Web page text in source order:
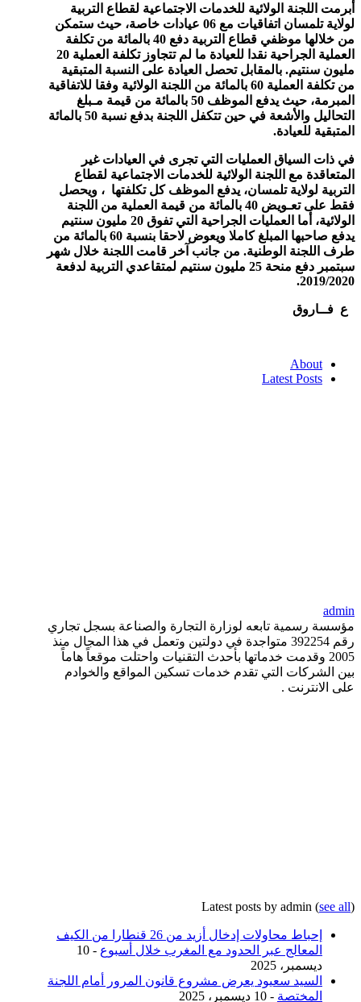
أبرمت اللجنة الولائية للخدمات الاجتماعية لقطاع التربية
لولاية تلمسان اتفاقيات مع 06 عيادات خاصة، حيث ستمكن
من خلالها موظفي قطاع التربية دفع 40 بالمائة من تكلفة
العملية الجراحية نقدا للعيادة ما لم تتجاوز تكلفة العملية 20
مليون سنتيم. بالمقابل تحصل العيادة على النسبة المتبقية
من تكلفة العملية 60 بالمائة من اللجنة الولائية وفقا للاتفاقية
المبرمة، حيث يدفع الموظف 50 بالمائة من قيمة مـبلغ
التحاليل والأشعة في حين تتكفل اللجنة بدفع نسبة 50 بالمائة
المتبقية للعيادة.
في ذات السياق العمليات التي تجرى في العيادات غير
المتعاقدة مع اللجنة الولائية للخدمات الاجتماعية لقطاع
التربية لولاية تلمسان، يدفع الموظف كل تكلفتها ، ويحصل
فقط على تعـويض 40 بالمائة من قيمة العملية من اللجنة
الولائية، أما العمليات الجراحية التي تفوق 20 مليون سنتيم
يدفع صاحبها المبلغ كاملا ويعوض لاحقا بنسبة 60 بالمائة من
طرف اللجنة الوطنية. من جانب آخر قامت اللجنة خلال شهر
سبتمبر دفع منحة 25 مليون سنتيم لمتقاعدي التربية لدفعة
2019/2020.
ع فــاروق
About
Latest Posts
admin
مؤسسة رسمية تابعه لوزارة التجارة والصناعة بسجل تجاري
رقم 392254 متواجدة في دولتين وتعمل في هذا المجال منذ
2005 وقدمت خدماتها بأحدث التقنيات واحتلت موقعاً هاماً
بين الشركات التي تقدم خدمات تسكين المواقع والخوادم
على الانترنت .
Latest posts by admin (see all)
إحباط محاولات إدخال أزيد من 26 قنطارا من الكيف
المعالج عبر الحدود مع المغرب خلال أسبوع
- 10
ديسمبر، 2025
السيد سعيود يعرض مشروع قانون المرور أمام اللجنة
المختصة - 10 ديسمبر، 2025